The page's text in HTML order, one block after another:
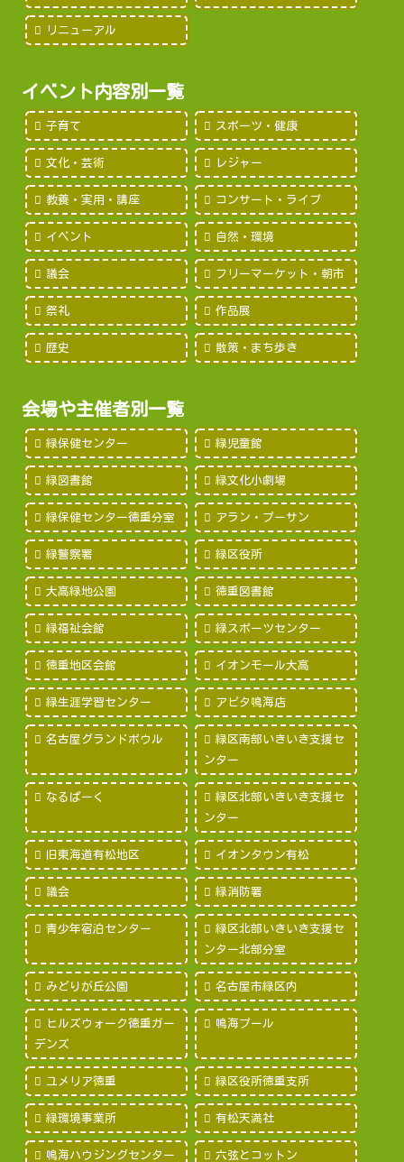
リニューアル
イベント内容別一覧
子育て スポーツ・健康
文化・芸術 レジャー
教養・実用・講座 コンサート・ライブ
イベント 自然・環境
議会 フリーマーケット・朝市
祭礼 作品展
歴史 散策・まち歩き
会場や主催者別一覧
緑保健センター 緑児童館
緑図書館 緑文化小劇場
緑保健センター徳重分室 アラン・プーサン
緑警察署 緑区役所
大高緑地公園 徳重図書館
緑福祉会館 緑スポーツセンター
徳重地区会館 イオンモール大高
緑生涯学習センター アピタ鳴海店
名古屋グランドボウル
緑区南部いきいき支援セ
ンター
なるぱーく
緑区北部いきいき支援セ
ンター
旧東海道有松地区 イオンタウン有松
議会 緑消防署
青少年宿泊センター
緑区北部いきいき支援セ
ンター北部分室
みどりが丘公園 名古屋市緑区内
ヒルズウォーク徳重ガー
デンズ
鳴海プール
ユメリア徳重 緑区役所徳重支所
緑環境事業所 有松天満社
鳴海ハウジングセンター 六弦とコットン